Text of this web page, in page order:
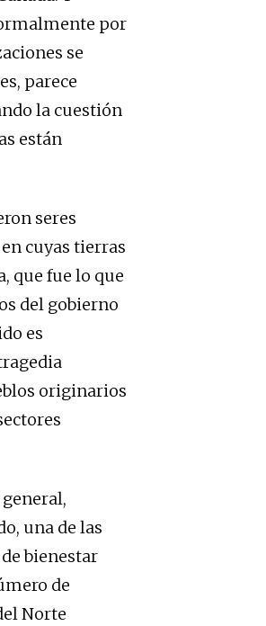
por
se
parece
la cuestión
están
seres
cuyas tierras
que fue lo que
del gobierno
es
originarios
una de las
bienestar
de
Norte